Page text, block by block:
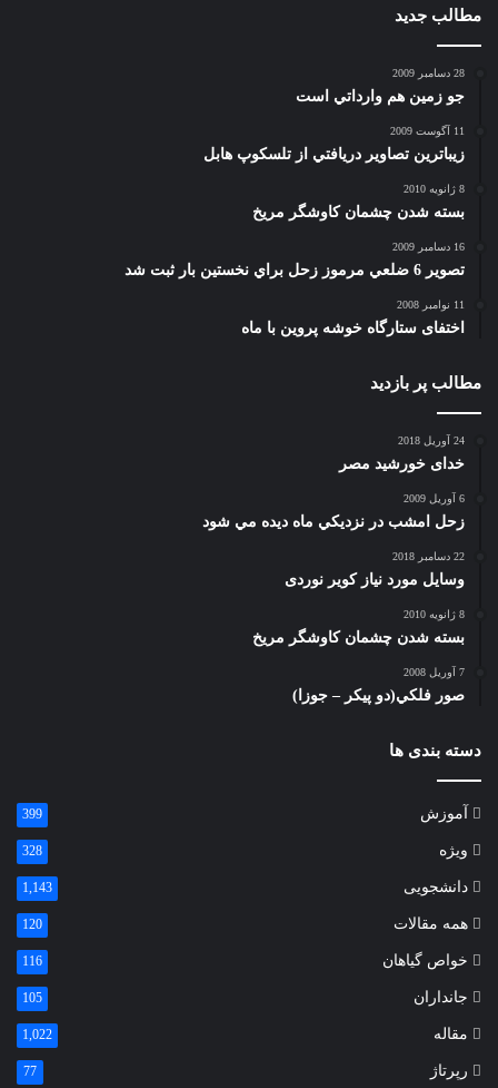
مطالب جدید
28 دسامبر 2009
جو زمين هم وارداتي است
11 آگوست 2009
زيباترين تصاوير دريافتي از تلسكوپ هابل
8 ژانویه 2010
بسته شدن چشمان کاوشگر مريخ
16 دسامبر 2009
تصوير 6 ضلعي مرموز زحل براي نخستين بار ثبت شد
11 نوامبر 2008
اختفای ستارگاه خوشه پروین با ماه
مطالب پر بازدید
24 آوریل 2018
خدای خورشید مصر
6 آوریل 2009
زحل امشب در نزديكي ماه ديده مي شود
22 دسامبر 2018
وسایل مورد نیاز کویر نوردی
8 ژانویه 2010
بسته شدن چشمان کاوشگر مريخ
7 آوریل 2008
صور فلكي(دو پیکر – جوزا)
دسته بندی ها
آموزش 399
ویژه 328
دانشجویی 1,143
همه مقالات 120
خواص گیاهان 116
جانداران 105
مقاله 1,022
رپرتاژ 77